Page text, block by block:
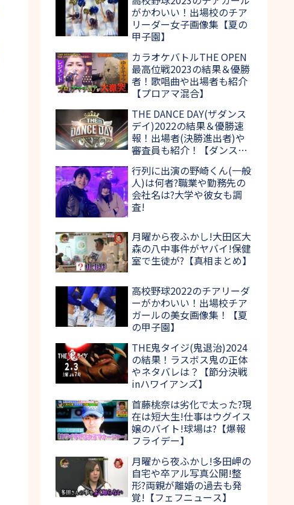
がかわいい！出場校のチア
リーダー女子画像集【夏の
甲子園】
カラオケバトルTHE OPEN
最高位戦2023の結果＆優勝
者！歌唱曲や出場者も紹介
【プロアマ混合】
THE DANCE DAY(ザダンス
デイ)2022の結果＆優勝速
報！出場者(決勝進出者)や
審査員も紹介！【ダンス日
行列に出演の野崎くん(一般
人)は何者?職業や勤務先の
会社名は?大学や彼女も調
査!
月曜から夜ふかし!大田区大
森の八中事件がヤバイ!保健
室で生徒が?【真相まとめ】
高校野球2022のチアリーダ
ーがかわいい！出場校チア
ガールの美女画像集！【夏
の甲子園】
THE鬼タイジ(鬼退治)2024
の結果！ラスボス鬼の正体
やネタバレは？【節分決戦
inハワイアンズ】
首藤桃奈は劣化で太った?現
在は短大生!仕事はウグイス
嬢のバイト!球場は?【爆報
フライデー】
月曜から夜ふかし!多田岬の
自宅や卒アル写真公開!整
形?両親が離婚の過去も発
覚!【フェフニュース】